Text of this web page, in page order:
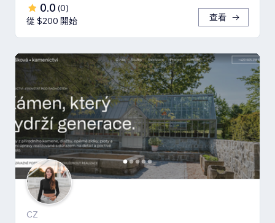
0.0 (0)
從 $200 開始
查看
CZ